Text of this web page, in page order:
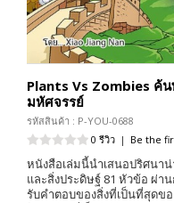
Plants Vs Zombies ค้
มหัศจรรย์
รหัสสินค้า : P-YOU-0688
0 รีวิว | Be the
หนังสือเล่มนี้นำเสนอปริศนาน่
และสิ่งประดิษฐ์ 81 หัวข้อ ผ่า
รับคำตอบของสิ่งที่เป็นที่สุดขอ